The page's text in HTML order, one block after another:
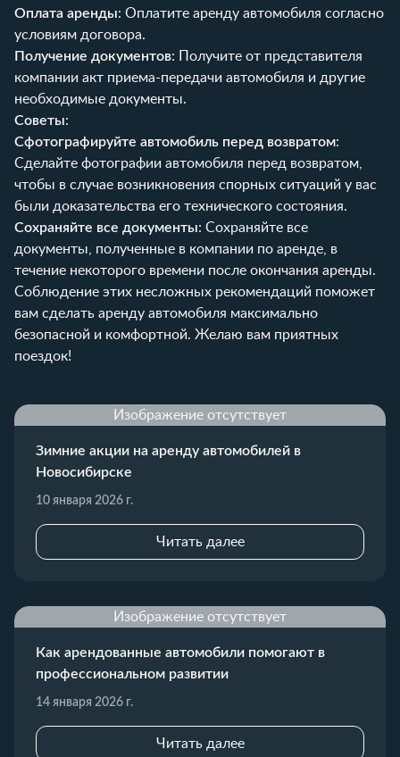
Оплата аренды: Оплатите аренду автомобиля согласно
условиям договора.
Получение документов: Получите от представителя
компании акт приема-передачи автомобиля и другие
необходимые документы.
Советы:
Сфотографируйте автомобиль перед возвратом:
Сделайте фотографии автомобиля перед возвратом,
чтобы в случае возникновения спорных ситуаций у вас
были доказательства его технического состояния.
Сохраняйте все документы: Сохраняйте все
документы, полученные в компании по аренде, в
течение некоторого времени после окончания аренды.
Соблюдение этих несложных рекомендаций поможет
вам сделать аренду автомобиля максимально
безопасной и комфортной. Желаю вам приятных
поездок!
Изображение отсутствует
Зимние акции на аренду автомобилей в
Новосибирске
10 января 2026 г.
Читать далее
Изображение отсутствует
Как арендованные автомобили помогают в
профессиональном развитии
14 января 2026 г.
Читать далее